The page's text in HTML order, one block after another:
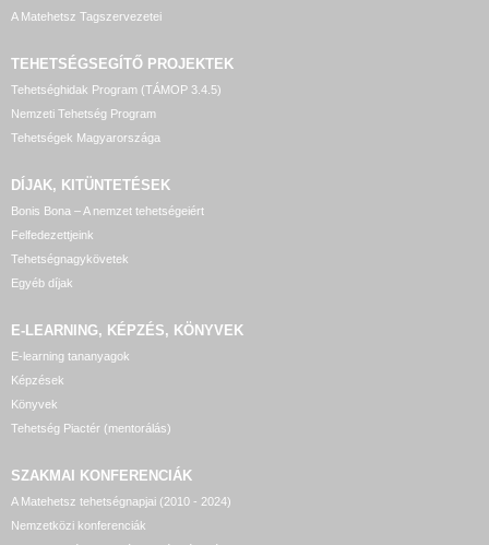
A Matehetsz Tagszervezetei
TEHETSÉGSEGÍTŐ PROJEKTEK
Tehetséghidak Program (TÁMOP 3.4.5)
Nemzeti Tehetség Program
Tehetségek Magyarországa
DÍJAK, KITÜNTETÉSEK
Bonis Bona – A nemzet tehetségeiért
Felfedezettjeink
Tehetségnagykövetek
Egyéb díjak
E-LEARNING, KÉPZÉS, KÖNYVEK
E-learning tananyagok
Képzések
Könyvek
Tehetség Piactér (mentorálás)
SZAKMAI KONFERENCIÁK
A Matehetsz tehetségnapjai (2010 - 2024)
Nemzetközi konferenciák